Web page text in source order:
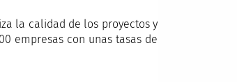
la calidad de los proyectos y
empresas con unas tasas de